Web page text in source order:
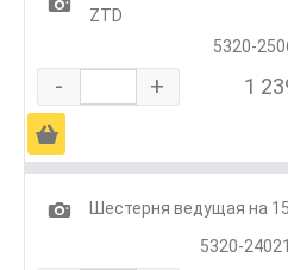
ZTD
5320-
- + 1
Ä
1
Шестерня ведущая на
5320-